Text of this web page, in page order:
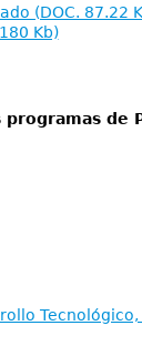
(DOC. 87.22
Kb)
de
Tecnológico,